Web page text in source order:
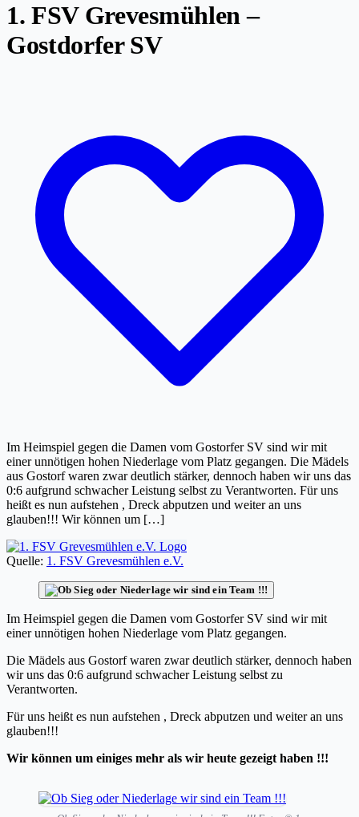
1. FSV Grevesmühlen –
Gostdorfer SV
Im Heimspiel gegen die Damen vom Gostorfer SV sind wir mit
einer unnötigen hohen Niederlage vom Platz gegangen. Die Mädels
aus Gostorf waren zwar deutlich stärker, dennoch haben wir uns das
0:6 aufgrund schwacher Leistung selbst zu Verantworten. Für uns
heißt es nun aufstehen , Dreck abputzen und weiter an uns
glauben!!! Wir können um […]
Quelle: 1. FSV Grevesmühlen e.V.
Im Heimspiel gegen die Damen vom Gostorfer SV sind wir mit
einer unnötigen hohen Niederlage vom Platz gegangen.
Die Mädels aus Gostorf waren zwar deutlich stärker, dennoch haben
wir uns das 0:6 aufgrund schwacher Leistung selbst zu
Verantworten.
Für uns heißt es nun aufstehen , Dreck abputzen und weiter an uns
glauben!!!
Wir können um einiges mehr als wir heute gezeigt haben !!!